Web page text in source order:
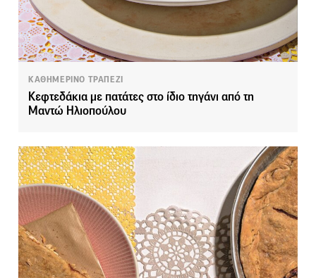
ΚΑΘΗΜΕΡΙΝΟ ΤΡΑΠΕΖΙ
Κεφτεδάκια με πατάτες στο ίδιο τηγάνι από τη
Μαντώ Ηλιοπούλου